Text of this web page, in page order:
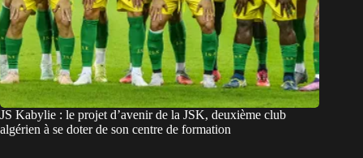
JS Kabylie : le projet d’avenir de la JSK, deuxième club
algérien à se doter de son centre de formation